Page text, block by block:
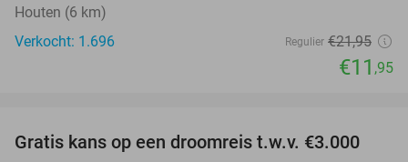
Houten (6 km)
Verkocht: 1.696
Regulier €21,95
€11 ,95
Gratis kans op een droomreis t.w.v. €3.000